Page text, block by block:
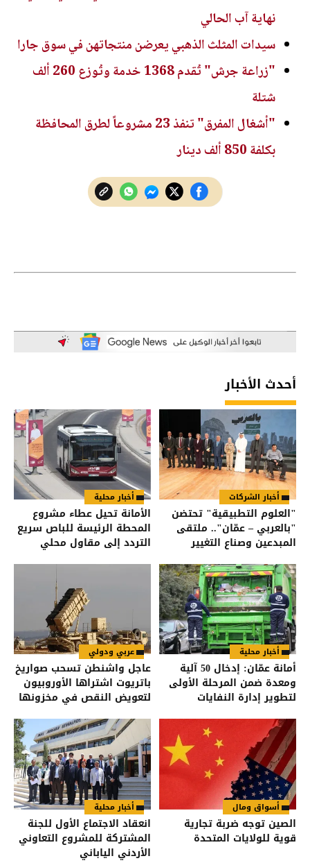
نهاية آب الحالي
سيدات المثلث الذهبي يعرضن منتجاتهن في سوق جارا
"زراعة جرش" تُقدم 1368 خدمة وتُوزع 260 ألف
شتلة
"أشغال المفرق" تنفذ 23 مشروعاً لطرق المحافظة
بكلفة 850 ألف دينار
أحدث الأخبار
أخبار الشركات
"العلوم التطبيقية" تحتضن
"بالعربي – عمّان".. ملتقى
المبدعين وصناع التغيير
أخبار محلية
الأمانة تحيل عطاء مشروع
المحطة الرئيسة للباص سريع
التردد إلى مقاول محلي
أخبار محلية
أمانة عمّان: إدخال 50 آلية
ومعدة ضمن المرحلة الأولى
لتطوير إدارة النفايات
عربي ودولي
عاجل واشنطن تسحب صواريخ
باتريوت اشتراها الأوروبيون
لتعويض النقص في مخزونها
أسواق ومال
الصين توجه ضربة تجارية
قوية للولايات المتحدة
أخبار محلية
انعقاد الاجتماع الأول للجنة
المشتركة للمشروع التعاوني
الأردني الياباني